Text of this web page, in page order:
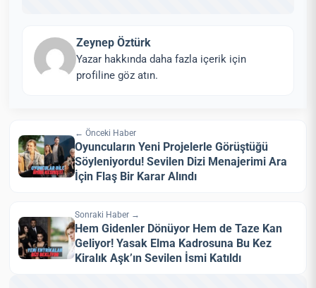
Zeynep Öztürk
Yazar hakkında daha fazla içerik için
profiline göz atın.
← Önceki Haber
Oyuncuların Yeni Projelerle Görüştüğü
Söyleniyordu! Sevilen Dizi Menajerimi Ara
İçin Flaş Bir Karar Alındı
Sonraki Haber →
Hem Gidenler Dönüyor Hem de Taze Kan
Geliyor! Yasak Elma Kadrosuna Bu Kez
Kiralık Aşk’ın Sevilen İsmi Katıldı